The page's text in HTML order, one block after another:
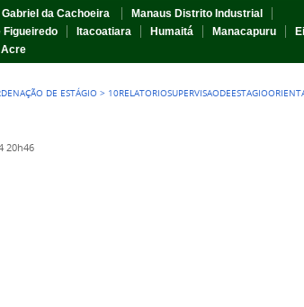
Gabriel da Cachoeira
Manaus Distrito Industrial
Figueiredo Itacoatiara Humaitá Manacapuru
Acre
DE ESTÁGIO >
20h46